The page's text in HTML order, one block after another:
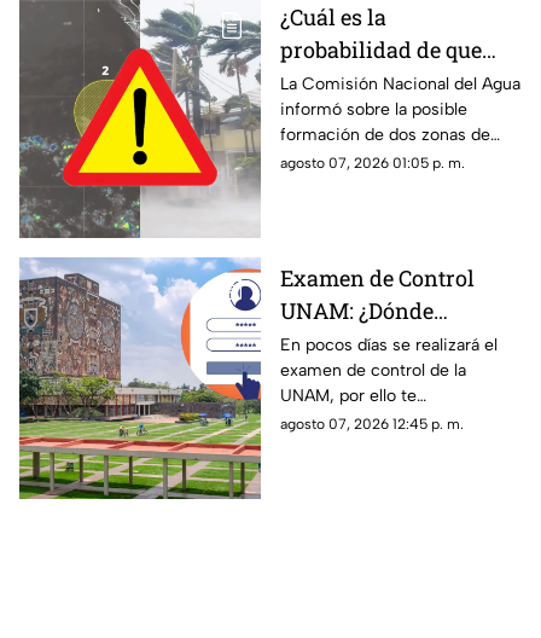
¿Cuál es la
probabilidad de que
'Hernan' se forme esta
semana? Vigilan zonas
de baja presión con
potencial de desarrollo
La Comisión Nacional del Agua
informó sobre la posible
formación de dos zonas de
baja presión con potencial de
agosto 07, 2026 01:05 p. m.
Examen de Control
UNAM: ¿Dónde
consultar el día,
horario y lugar?
En pocos días se realizará el
examen de control de la
UNAM, por ello te
compartimos lo que debes
agosto 07, 2026 12:45 p. m.